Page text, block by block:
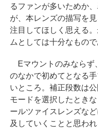
るファンが多いためか
が、本レンズの描写を
注目してほしく思える
ムとしては十分なもので
Eマウントのみならず
のなかで初めてとなる
いところ。補正段数は
モードを選択したとき
ールツァイスレンズな
及していくことと思われ